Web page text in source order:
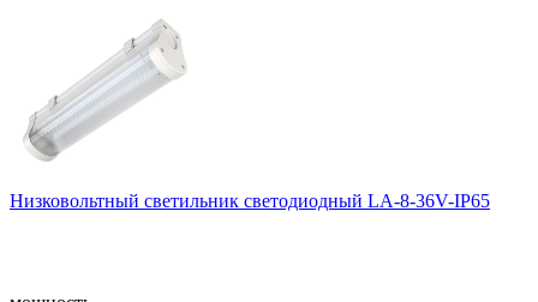
Низковольтный светильник светодиодный LA-8-36V-IP65